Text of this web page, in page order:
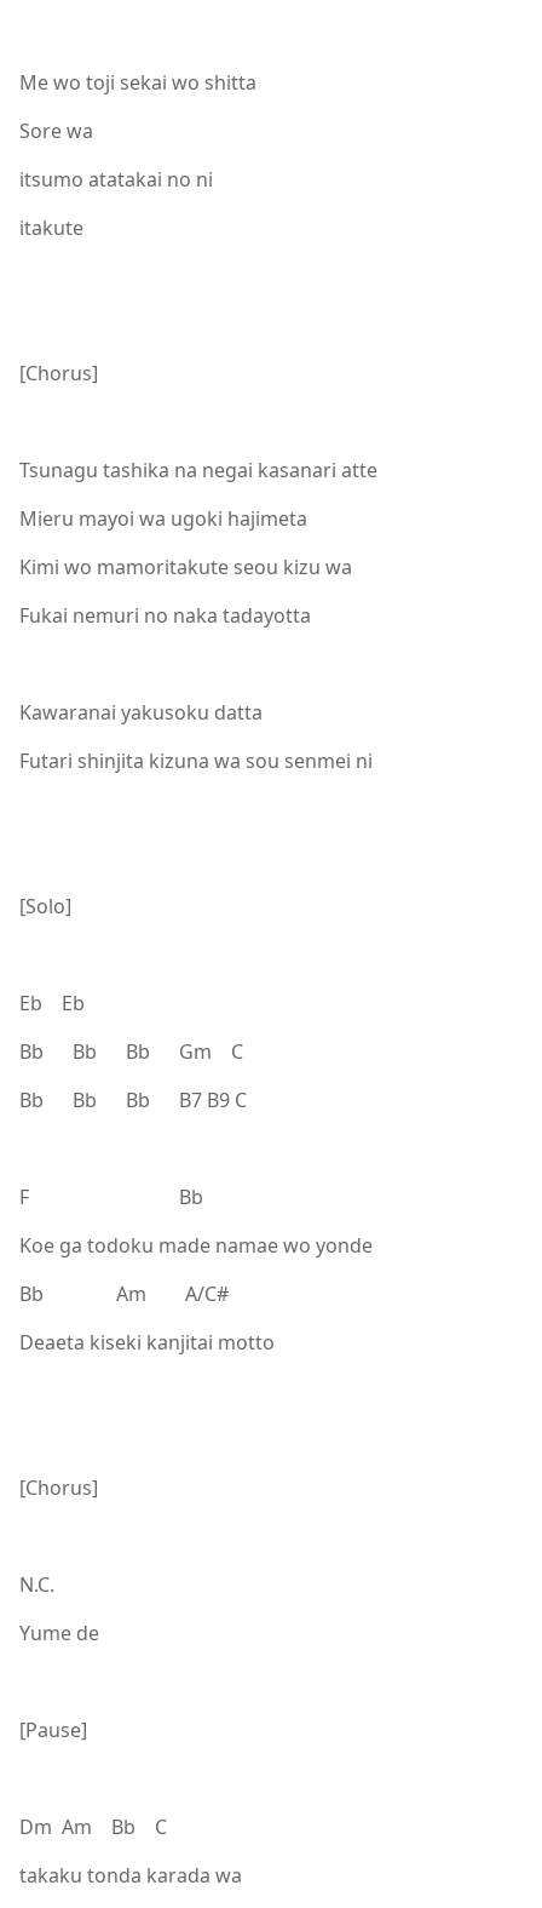
Me wo toji sekai wo shitta
Sore wa
itsumo atatakai no ni
itakute
[Chorus]
Tsunagu tashika na negai kasanari atte
Mieru mayoi wa ugoki hajimeta
Kimi wo mamoritakute seou kizu wa
Fukai nemuri no naka tadayotta
Kawaranai yakusoku datta
Futari shinjita kizuna wa sou senmei ni
[Solo]
Eb Eb
Bb Bb Bb Gm C
Bb Bb Bb B7 B9 C
F Bb
Koe ga todoku made namae wo yonde
Bb Am A/C#
Deaeta kiseki kanjitai motto
[Chorus]
N.C.
Yume de
[Pause]
Dm Am Bb C
takaku tonda karada wa